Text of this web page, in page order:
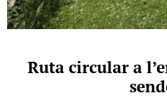
Ruta circular a